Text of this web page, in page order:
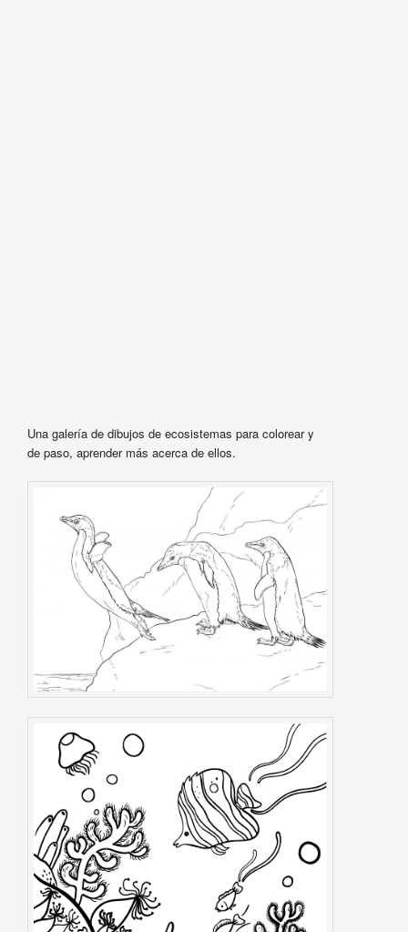
Una galería de dibujos de ecosistemas para colorear y
de paso, aprender más acerca de ellos.